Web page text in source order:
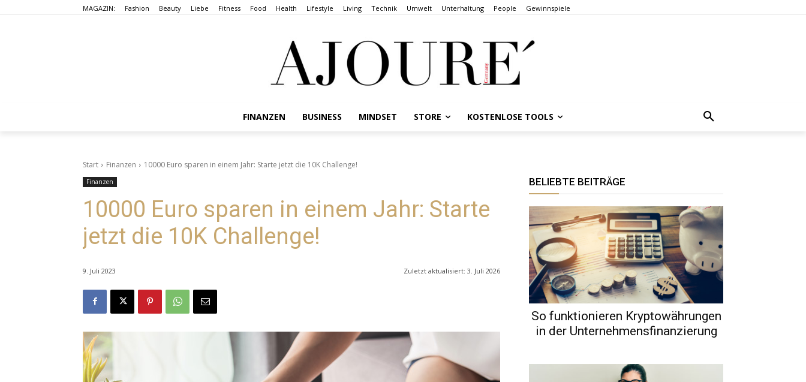
MAGAZIN: Fashion Beauty Liebe Fitness Food Health Lifestyle Living Technik Umwelt Unterhaltung People Gewinnspiele
FINANZEN BUSINESS MINDSET STORE KOSTENLOSE TOOLS
Start Finanzen 10000 Euro sparen in einem Jahr: Starte jetzt die 10K Challenge!
Finanzen
10000 Euro sparen in einem Jahr: Starte
jetzt die 10K Challenge!
9. Juli 2023 Zuletzt aktualisiert: 3. Juli 2026
BELIEBTE BEITRÄGE
So funktionieren Kryptowährungen
in der Unternehmensfinanzierung